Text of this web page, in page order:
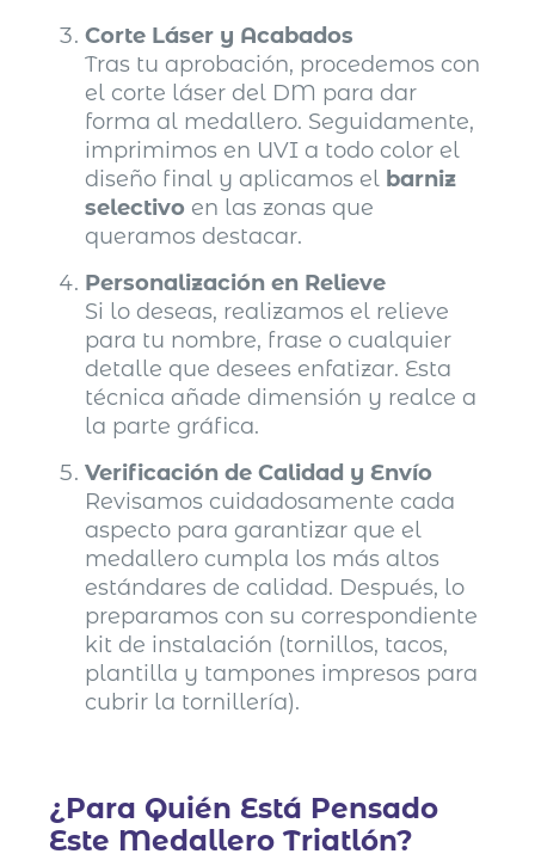
Corte Láser y Acabados
Tras tu aprobación, procedemos con
el corte láser del DM para dar
forma al medallero. Seguidamente,
imprimimos en UVI a todo color el
diseño final y aplicamos el barniz
selectivo en las zonas que
queramos destacar.
Personalización en Relieve
Si lo deseas, realizamos el relieve
para tu nombre, frase o cualquier
detalle que desees enfatizar. Esta
técnica añade dimensión y realce a
la parte gráfica.
Verificación de Calidad y Envío
Revisamos cuidadosamente cada
aspecto para garantizar que el
medallero cumpla los más altos
estándares de calidad. Después, lo
preparamos con su correspondiente
kit de instalación (tornillos, tacos,
plantilla y tampones impresos para
cubrir la tornillería).
¿Para Quién Está Pensado
Este Medallero Triatlón?